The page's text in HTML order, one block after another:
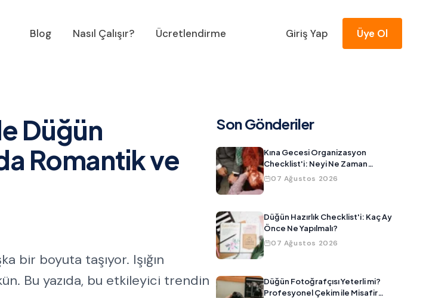
Blog Nasıl Çalışır? Ücretlendirme Giriş Yap Üye Ol
Düğün
Romantik ve
bir boyuta taşıyor. Işığın
Bu yazıda, bu etkileyici trendin
Son Gönderiler
Kına Gecesi Organizasyon
Checklist'i: Neyi Ne Zaman
Hazırlamalısınız?
07 Ağustos 2026
Düğün Hazırlık Checklist'i: Kaç Ay
Önce Ne Yapılmalı?
07 Ağustos 2026
Düğün Fotoğrafçısı Yeterli mi?
Profesyonel Çekim ile Misafir